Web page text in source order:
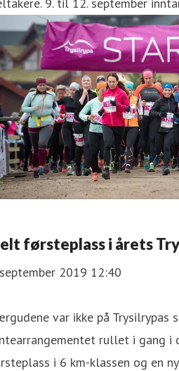
førsteplass i årets
2019 12:40
var ikke på Trysilrypas
rullet i gang i
i 6 km-klassen og en